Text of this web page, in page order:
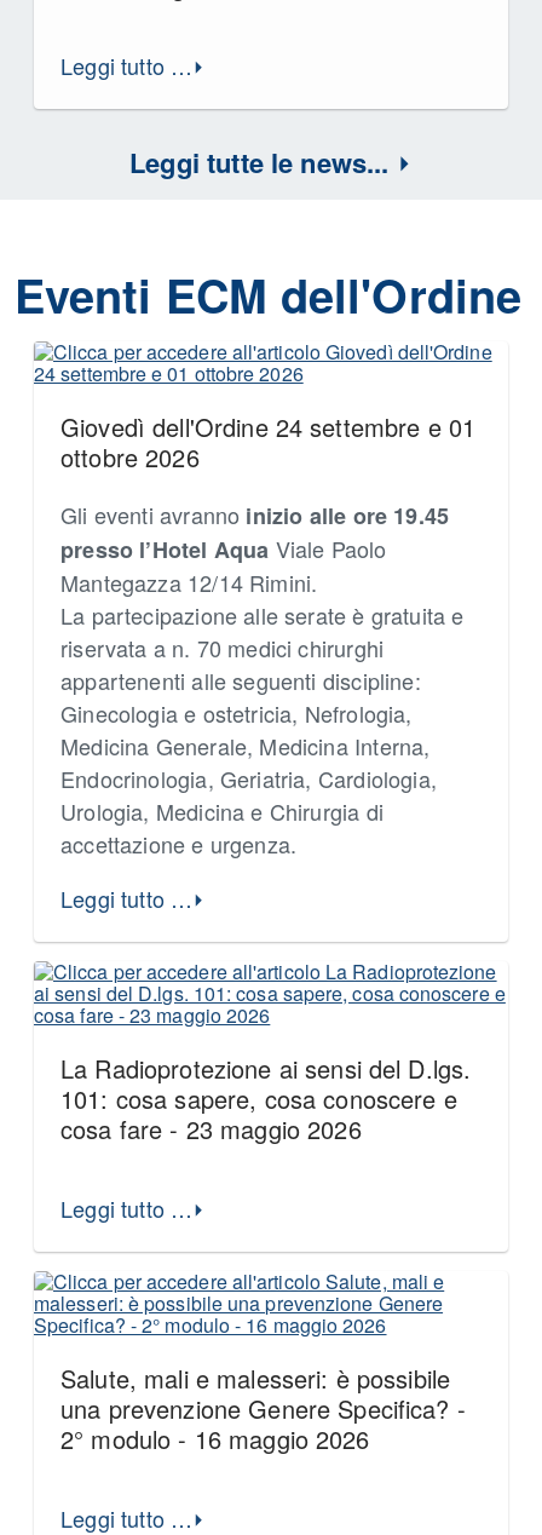
Leggi tutto …
Leggi tutte le news...
Eventi ECM dell'Ordine
Giovedì dell'Ordine 24 settembre e 01
ottobre 2026
Gli eventi avranno inizio alle ore 19.45
presso l’Hotel Aqua Viale Paolo
Mantegazza 12/14 Rimini.
La partecipazione alle serate è gratuita e
riservata a n. 70 medici chirurghi
appartenenti alle seguenti discipline:
Ginecologia e ostetricia, Nefrologia,
Medicina Generale, Medicina Interna,
Endocrinologia, Geriatria, Cardiologia,
Urologia, Medicina e Chirurgia di
accettazione e urgenza.
Leggi tutto …
La Radioprotezione ai sensi del D.lgs.
101: cosa sapere, cosa conoscere e
cosa fare - 23 maggio 2026
Leggi tutto …
Salute, mali e malesseri: è possibile
una prevenzione Genere Specifica? -
2° modulo - 16 maggio 2026
Leggi tutto …